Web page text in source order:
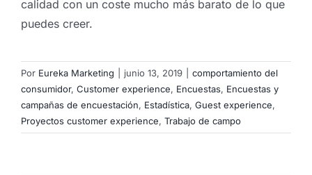
calidad con un coste mucho más barato de lo que
puedes creer.
Por Eureka Marketing junio 13, 2019
comportamiento del
consumidor, Customer experience, Encuestas, Encuestas y
campañas de encuestación, Estadística, Guest experience,
Proyectos customer experience, Trabajo de campo